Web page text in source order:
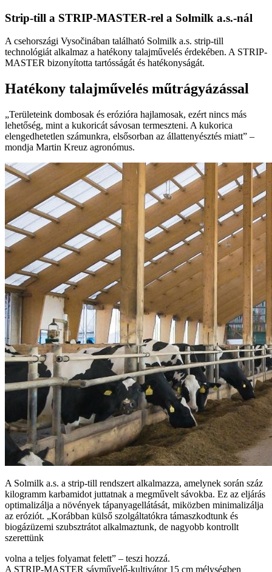
Strip-till a STRIP-MASTER-rel a Solmilk a.s.-nál
A csehországi Vysočinában található Solmilk a.s. strip-till
technológiát alkalmaz a hatékony talajművelés érdekében. A STRIP-
MASTER bizonyította tartósságát és hatékonyságát.
Hatékony talajművelés műtrágyázással
„Területeink dombosak és erózióra hajlamosak, ezért nincs más
lehetőség, mint a kukoricát sávosan termeszteni. A kukorica
elengedhetetlen számunkra, elsősorban az állattenyésztés miatt” –
mondja Martin Kreuz agronómus.
A Solmilk a.s. a strip-till rendszert alkalmazza, amelynek során száz
kilogramm karbamidot juttatnak a megművelt sávokba. Ez az eljárás
optimalizálja a növények tápanyagellátását, miközben minimalizálja
az eróziót. „Korábban külső szolgáltatókra támaszkodtunk és
biogázüzemi szubsztrátot alkalmaztunk, de nagyobb kontrollt
szerettünk
volna a teljes folyamat felett” – teszi hozzá.
A STRIP-MASTER sávművelő-kultivátor 15 cm mélységben